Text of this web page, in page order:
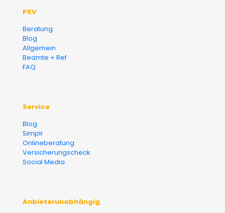
PKV
Beratung
Blog
Allgemein
Beamte + Ref
FAQ
Service
Blog
Simplr
Onlineberatung
Versicherungscheck
Social Media
Anbieterunabhängig